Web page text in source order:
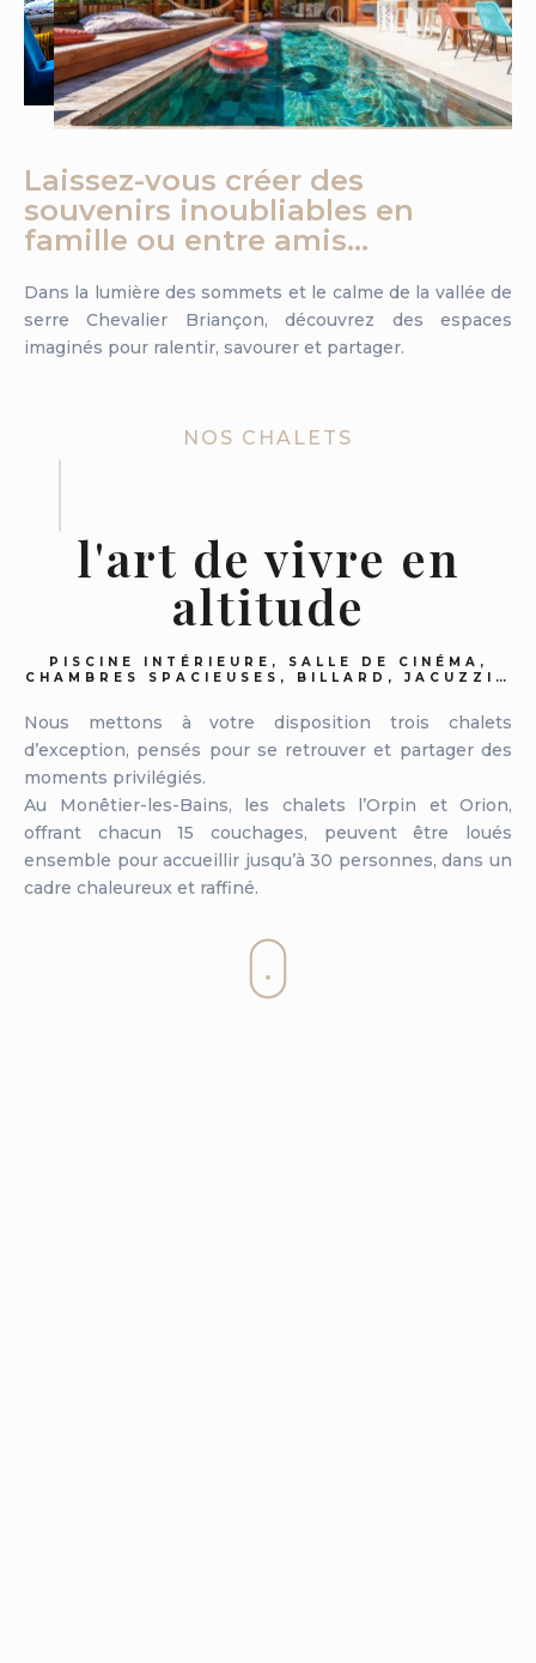
Laissez-vous créer des
souvenirs inoubliables en
famille ou entre amis…
Dans la lumière des sommets et le calme de la vallée de
serre Chevalier Briançon, découvrez des espaces
imaginés pour ralentir, savourer et partager.
NOS CHALETS
l'art de vivre en
altitude
PISCINE INTÉRIEURE, SALLE DE CINÉMA,
CHAMBRES SPACIEUSES, BILLARD, JACUZZI…
Nous mettons à votre disposition trois chalets
d’exception, pensés pour se retrouver et partager des
moments privilégiés.
Au Monêtier-les-Bains, les chalets l’Orpin et Orion,
offrant chacun 15 couchages, peuvent être loués
ensemble pour accueillir jusqu’à 30 personnes, dans un
cadre chaleureux et raffiné.